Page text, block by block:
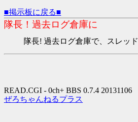
■掲示板に戻る■
隊長！過去ログ倉庫に
隊長! 過去ログ倉庫で、スレッド
READ.CGI - 0ch+ BBS 0.7.4 20131106
ぜろちゃんねるプラス